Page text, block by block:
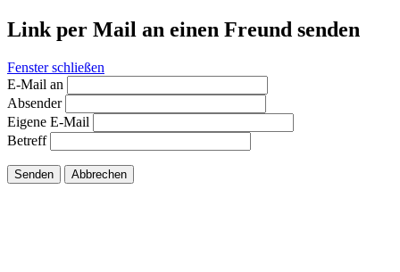
Link per Mail an einen Freund senden
Fenster schließen
E-Mail an
Absender
Eigene E-Mail
Betreff
Senden Abbrechen